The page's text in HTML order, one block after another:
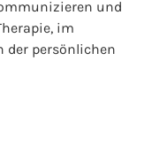
und
im
der persönlichen